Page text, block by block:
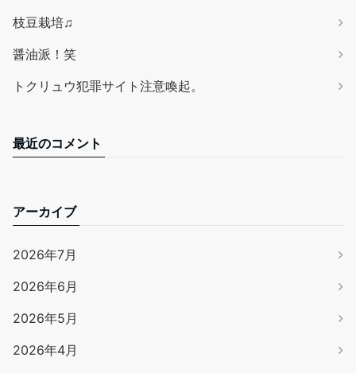
枝豆栽培♫
醤油派！笑
トクリュウ犯罪サイト注意喚起。
最近のコメント
アーカイブ
2026年7月
2026年6月
2026年5月
2026年4月